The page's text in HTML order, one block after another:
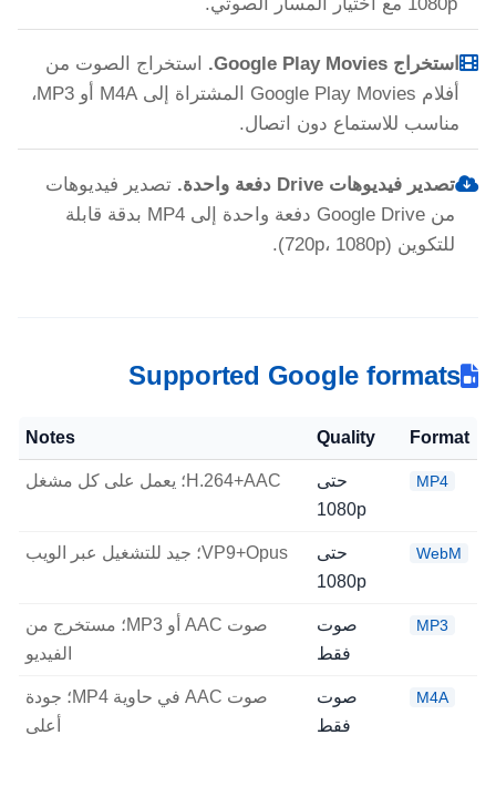
استخراج Google Play Movies.
استخراج الصوت من
أفلام Google Play Movies المشتراة إلى M4A أو MP3،
مناسب للاستماع دون اتصال.
تصدير فيديوهات Drive دفعة واحدة.
تصدير فيديوهات
من Google Drive دفعة واحدة إلى MP4 بدقة قابلة
للتكوين (720p، 1080p).
Supported Google formats
Format
Quality
Notes
MP4
حتى
1080p
H.264+AAC؛ يعمل على كل مشغل
WebM
حتى
1080p
VP9+Opus؛ جيد للتشغيل عبر الويب
MP3
صوت
فقط
صوت AAC أو MP3؛ مستخرج من
الفيديو
M4A
صوت
فقط
صوت AAC في حاوية MP4؛ جودة
أعلى